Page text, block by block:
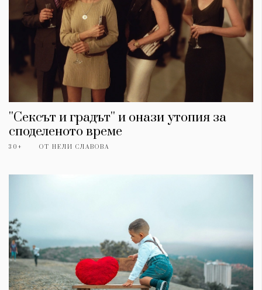
''Сексът и градът'' и онази утопия за
споделеното време
30+ ОТ НЕЛИ СЛАВОВА
Wine&Dine
Подкасти
Мода
Dialogue
Изкуство
Условия за
ползване
За нас
Реклама
Политика за